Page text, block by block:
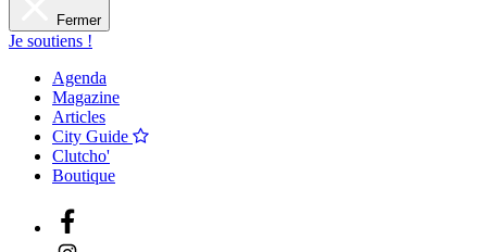
Fermer
Je soutiens !
Agenda
Magazine
Articles
City Guide
Clutcho'
Boutique